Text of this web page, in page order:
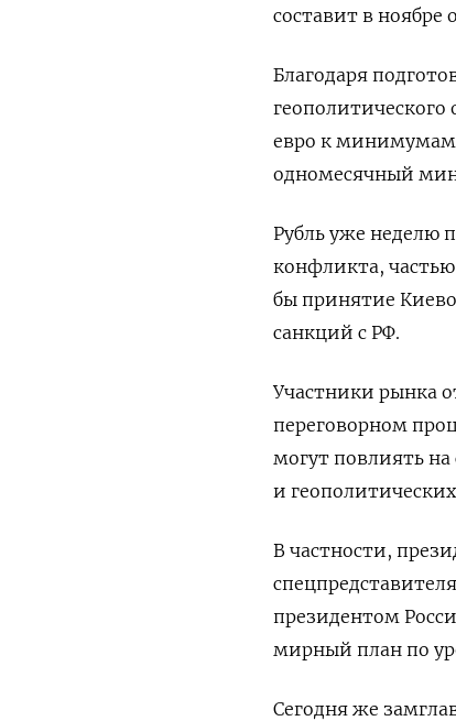
составит в ноябре
Благодаря
евро к минимумам
одномесячный
Рубль уже неделю
конфликта,
бы принятие
санкций с РФ.
Участники рынка
переговорном
могут повлиять
и геополитических
В частности,
президентом
мирный план по
Сегодня же